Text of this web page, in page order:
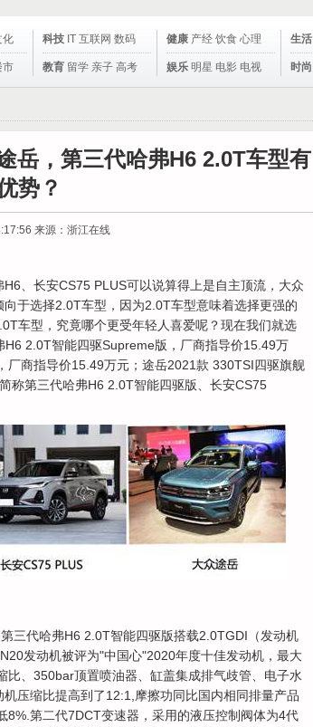
化
市
科技 IT 互联网 数码
教育 留学 亲子 高考
健康 产经 饮食 心理
娱乐 明星 电影 电视
生活
时尚
岳，第三代哈弗H6 2.0T车型有
势？
来源：浙江在线
、长安CS75 PLUS可以说算得上是自主顶流，大众
于选择2.0T车型，因为2.0T车型意味着选择更强的
车型，究竟哪个更受年轻人喜爱呢？现在我们就选
2.0T智能四驱Supreme版，厂商指导价15.49万
厂商指导价15.49万元；途岳2021款 330TSI四驱旗舰
称第三代哈弗H6 2.0T智能四驱版、长安CS75
三代哈弗H6 2.0T智能四驱版搭载2.0TGDI（发动机
发动机被评为"中国心"2020年度十佳发动机，最大
比、350bar顶置喷油器、缸盖集成排气歧管、电子水
压缩比提高到了12:1,摩擦功同比国内相同排量产品
8%.第二代7DCT变速器，采用的液压控制阀体为4代